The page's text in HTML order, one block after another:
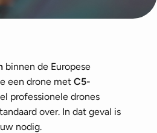
binnen de Europese
een drone met C5-
professionele drones
over. In dat geval is
nodig.